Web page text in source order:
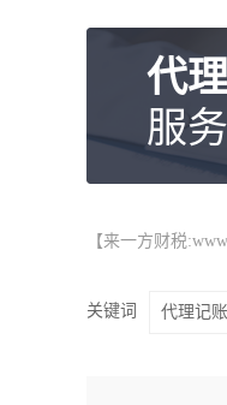
代
服
【来一方财税
关键词 代理记账